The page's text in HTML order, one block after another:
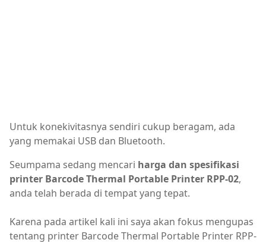
Untuk konekivitasnya sendiri cukup beragam, ada
yang memakai USB dan Bluetooth.
Seumpama sedang mencari harga dan spesifikasi
printer Barcode Thermal Portable Printer RPP-02,
anda telah berada di tempat yang tepat.
Karena pada artikel kali ini saya akan fokus mengupas
tentang printer Barcode Thermal Portable Printer RPP-